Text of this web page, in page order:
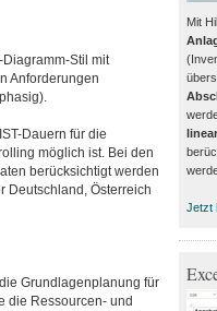
Stil mit
Anforderungen
Dauern für die
möglich ist. Bei den
berücksichtigt werden
Deutschland, Österreich
Grundlagenplanung für
die Ressourcen- und
Mit
Jetzt